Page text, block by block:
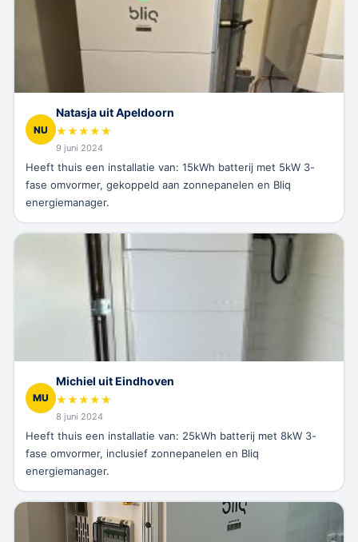
NU
Natasja uit Apeldoorn
★★★★★
9 juni 2024
Heeft thuis een installatie van: 15kWh batterij met 5kW 3-
fase omvormer, gekoppeld aan zonnepanelen en Bliq
energiemanager.
MU
Michiel uit Eindhoven
★★★★★
8 juni 2024
Heeft thuis een installatie van: 25kWh batterij met 8kW 3-
fase omvormer, inclusief zonnepanelen en Bliq
energiemanager.